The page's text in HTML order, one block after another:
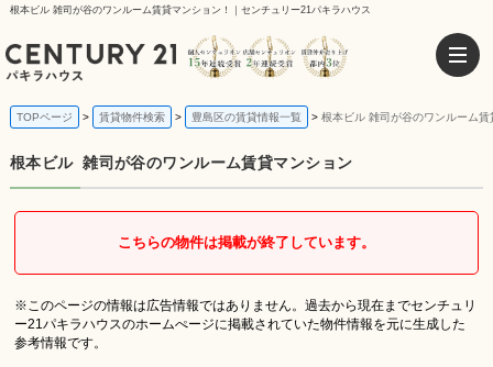
根本ビル 雑司が谷のワンルーム賃貸マンション！｜センチュリー21パキラハウス
TOPページ 賃貸物件検索 豊島区の賃貸情報一覧 根本ビル 雑司が谷のワンルーム賃
根本ビル 雑司が谷のワンルーム賃貸マンション
こちらの物件は掲載が終了しています。
※このページの情報は広告情報ではありません。過去から現在までセンチュリ
ー21パキラハウスのホームぺージに掲載されていた物件情報を元に生成した
参考情報です。